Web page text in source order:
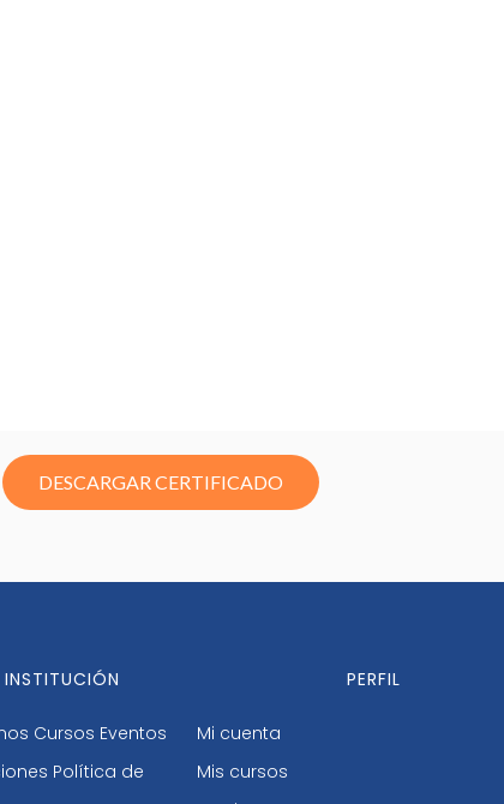
DESCARGAR CERTIFICADO
INSTITUCIÓN
Cursos Eventos
Política de
PERFIL
Mi cuenta
Mis cursos